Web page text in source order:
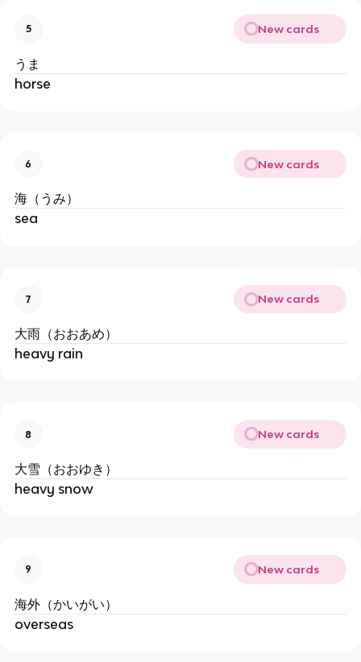
5 New cards
うま
horse
6 New cards
海（うみ）
sea
7 New cards
大雨（おおあめ）
heavy rain
8 New cards
大雪（おおゆき）
heavy snow
9 New cards
海外（かいがい）
overseas